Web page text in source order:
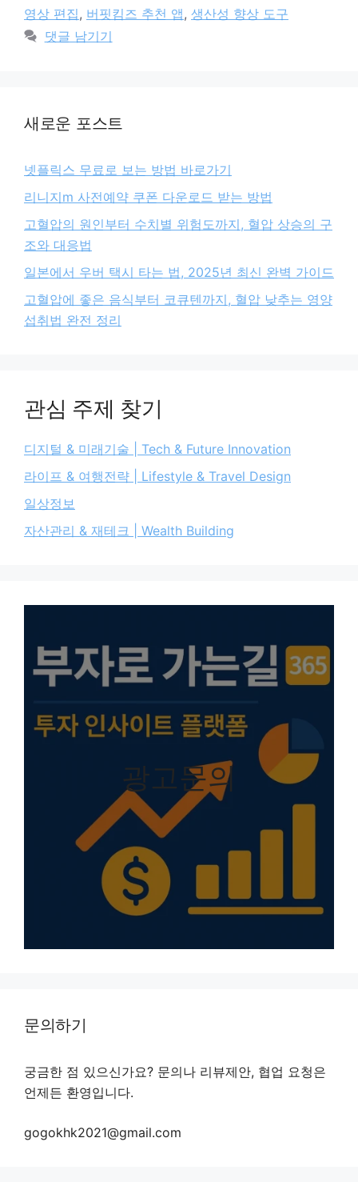
영상 편집, 버핏킴즈 추천 앱, 생산성 향상 도구
댓글 남기기
새로운 포스트
넷플릭스 무료로 보는 방법 바로가기
리니지m 사전예약 쿠폰 다운로드 받는 방법
고혈압의 원인부터 수치별 위험도까지, 혈압 상승의 구
조와 대응법
일본에서 우버 택시 타는 법, 2025년 최신 완벽 가이드
고혈압에 좋은 음식부터 코큐텐까지, 혈압 낮추는 영양
섭취법 완전 정리
관심 주제 찾기
디지털 & 미래기술 | Tech & Future Innovation
라이프 & 여행전략 | Lifestyle & Travel Design
일상정보
자산관리 & 재테크 | Wealth Building
광고문의
문의하기
궁금한 점 있으신가요? 문의나 리뷰제안, 협업 요청은
언제든 환영입니다.
gogokhk2021@gmail.com